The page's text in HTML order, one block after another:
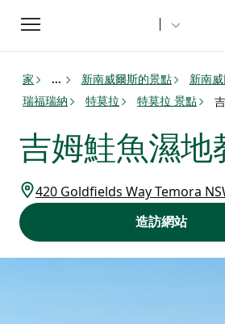
Toggle
navigation
家 ... 新南威爾斯的景點
新南
瑞福瑞納
特莫拉 特莫拉 景點
吉姆鮭魚濕地
420 Goldfields Way Temora
造訪網站